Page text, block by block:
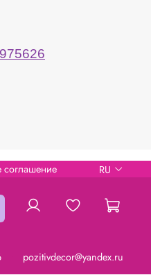
соглашение RU
pozitivdecor@yandex.ru